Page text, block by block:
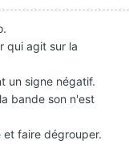
qui agit sur la
un signe négatif.
bande son n'est
et faire dégrouper.